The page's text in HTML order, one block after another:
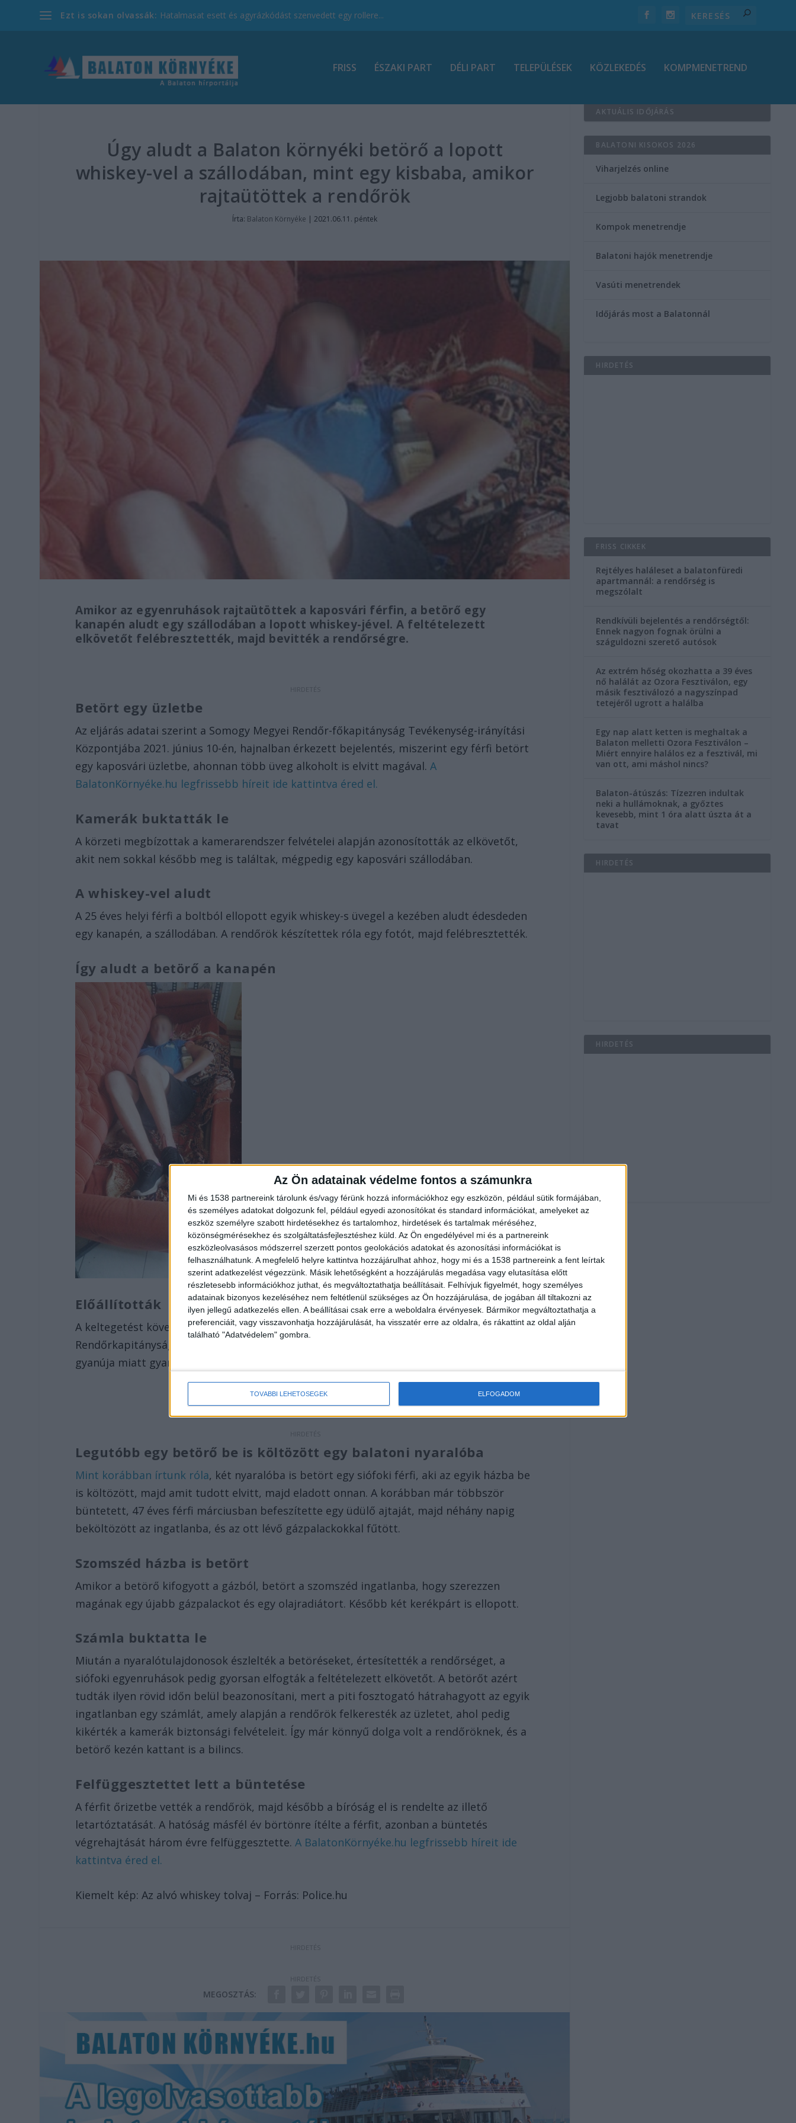
Az Ön adatainak védelme fontos a számunkra
Mi és 1538 partnereink tárolunk és/vagy férünk hozzá információkhoz egy eszközön, például sütik formájában,
és személyes adatokat dolgozunk fel, például egyedi azonosítókat és standard információkat, amelyeket az
eszköz személyre szabott hirdetésekhez és tartalomhoz, hirdetések és tartalmak méréséhez,
közönségmérésekhez és szolgáltatásfejlesztéshez küld. Az Ön engedélyével mi és a partnereink
eszközleolvasásos módszerrel szerzett pontos geolokációs adatokat és azonosítási információkat is
felhasználhatunk. A megfelelő helyre kattintva hozzájárulhat ahhoz, hogy mi és a 1538 partnereink a fent leírtak
szerint adatkezelést végezzünk. Másik lehetőségként a hozzájárulás megadása vagy elutasítása előtt
részletesebb információkhoz juthat, és megváltoztathatja beállításait. Felhívjuk figyelmét, hogy személyes
adatainak bizonyos kezeléséhez nem feltétlenül szükséges az Ön hozzájárulása, de jogában áll tiltakozni az
ilyen jellegű adatkezelés ellen. A beállításai csak erre a weboldalra érvényesek. Bármikor megváltoztathatja a
preferenciáit, vagy visszavonhatja hozzájárulását, ha visszatér erre az oldalra, és rákattint az oldal alján
található "Adatvédelem" gombra.
TOVÁBBI LEHETŐSÉGEK ELFOGADOM
Ezt is sokan olvassák: Hatalmasat esett és agyrázkódást szenvedett egy rollere...
FRISS ÉSZAKI PART DÉLI PART TELEPÜLÉSEK KÖZLEKEDÉS KOMPMENETREND
Úgy aludt a Balaton környéki betörő a lopott
whiskey-vel a szállodában, mint egy kisbaba, amikor
rajtaütöttek a rendőrök
Írta: Balaton Környéke |2021.06.11. péntek
Amikor az egyenruhások rajtaütöttek a kaposvári férfin, a betörő egy
kanapén aludt egy szállodában a lopott whiskey-jével. A feltételezett
elkövetőt felébresztették, majd bevitték a rendőrségre.
Betört egy üzletbe
Az eljárás adatai szerint a Somogy Megyei Rendőr-főkapitányság Tevékenység-irányítási
Központjába 2021. június 10-én, hajnalban érkezett bejelentés, miszerint egy férfi betört
egy kaposvári üzletbe, ahonnan több üveg alkoholt is elvitt magával.A
BalatonKörnyéke.hu legfrissebb híreit ide kattintva éred el.
Kamerák buktatták le
A körzeti megbízottak a kamerarendszer felvételei alapján azonosították az elkövetőt,
akit nem sokkal később meg is találtak, mégpedig egy kaposvári szállodában.
A whiskey-vel aludt
A 25 éves helyi férfi a boltból ellopott egyik whiskey-s üvegel a kezében aludt édesdeden
egy kanapén, a szállodában. A rendőrök készítettek róla egy fotót, majd felébresztették.
Így aludt a betörő a kanapén
Előállították
A keltegetést követően az egyenruhások előállították T. Lajost a Kaposvári
Rendőrkapitányságra, ahol a nyomozók lopás vétség elkövetésének megalapozott
gyanúja miatt gyanúsítottként hallgatták ki.
Legutóbb egy betörő be is költözött egy balatoni nyaralóba
Mint korábban írtunk róla, két nyaralóba is betört egy siófoki férfi, aki az egyik házba be
is költözött, majd amit tudott elvitt, majd eladott onnan. A korábban már többször
büntetett, 47 éves férfi márciusban befeszítette egy üdülő ajtaját, majd néhány napig
beköltözött az ingatlanba, és az ott lévő gázpalackokkal fűtött.
Szomszéd házba is betört
Amikor a betörő kifogyott a gázból, betört a szomszéd ingatlanba, hogy szerezzen
magának egy újabb gázpalackot és egy olajradiátort. Később két kerékpárt is ellopott.
Számla buktatta le
Miután a nyaralótulajdonosok észlelték a betöréseket, értesítették a rendőrséget, a
siófoki egyenruhások pedig gyorsan elfogták a feltételezett elkövetőt. A betörőt azért
tudták ilyen rövid időn belül beazonosítani, mert a piti fosztogató hátrahagyott az egyik
ingatlanban egy számlát, amely alapján a rendőrök felkeresték az üzletet, ahol pedig
kikérték a kamerák biztonsági felvételeit. Így már könnyű dolga volt a rendőröknek, és a
betörő kezén kattant is a bilincs.
Felfüggesztettet lett a büntetése
A férfit őrizetbe vették a rendőrök, majd később a bíróság el is rendelte az illető
letartóztatását. A hatóság másfél év börtönre ítélte a férfit, azonban a büntetés
végrehajtását három évre felfüggesztette.A BalatonKörnyéke.hu legfrissebb híreit ide
kattintva éred el.
Kiemelt kép: Az alvó whiskey tolvaj – Forrás: Police.hu
MEGOSZTÁS:
AKTUÁLIS IDŐJÁRÁS
BALATONI KISOKOS 2026
Viharjelzés online
Legjobb balatoni strandok
Kompok menetrendje
Balatoni hajók menetrendje
Vasúti menetrendek
Időjárás most a Balatonnál
HIRDETÉS
FRISS CIKKEK
Rejtélyes haláleset a balatonfüredi
apartmannál: a rendőrség is
megszólalt
Rendkívüli bejelentés a rendőrségtől:
Ennek nagyon fognak örülni a
száguldozni szerető autósok
Az extrém hőség okozhatta a 39 éves
nő halálát az Ozora Fesztiválon, egy
másik fesztiválozó a nagyszínpad
tetejéről ugrott a halálba
Egy nap alatt ketten is meghaltak a
Balaton melletti Ozora Fesztiválon –
Miért ennyire halálos ez a fesztivál, mi
van ott, ami máshol nincs?
Balaton-átúszás: Tízezren indultak
neki a hullámoknak, a győztes
kevesebb, mint 1 óra alatt úszta át a
tavat
HIRDETÉS
HIRDETÉS